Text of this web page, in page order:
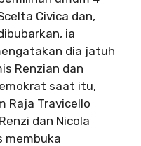
Civica dan,
ia
dia jatuh
Renzian dan
saat itu,
Raja Travicello
dan Nicola
membuka